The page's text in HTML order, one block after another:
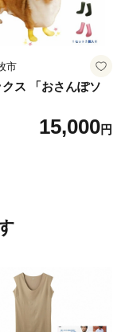
市
ス 「おさんぽソ
15,000円